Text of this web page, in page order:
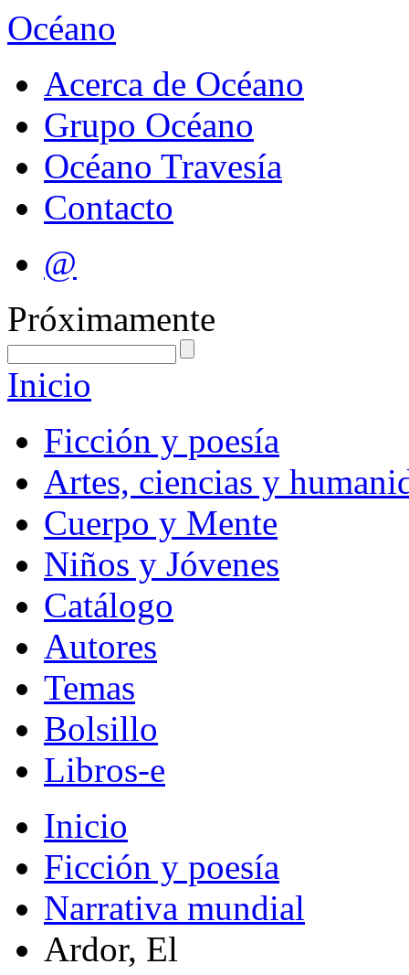
Océano
Acerca de Océano
Grupo Océano
Océano Travesía
Contacto
@
Próximamente
Inicio
Ficción y poesía
Artes, ciencias y
Cuerpo y Mente
Niños y Jóvenes
Catálogo
Autores
Temas
Bolsillo
Libros-e
Inicio
Ficción y poesía
Narrativa mundial
Ardor, El